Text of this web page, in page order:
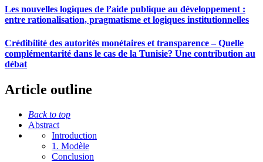
Les nouvelles logiques de l’aide publique au développement :
entre rationalisation, pragmatisme et logiques institutionnelles
Crédibilité des autorités monétaires et transparence – Quelle
complémentarité dans le cas de la Tunisie? Une contribution au
débat
Article outline
Back to top
Abstract
Introduction
1. Modèle
Conclusion